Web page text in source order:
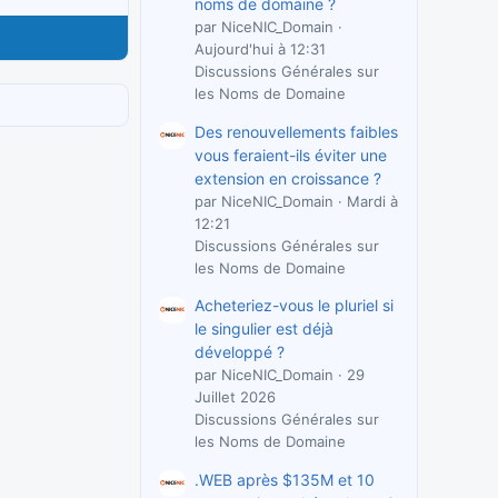
noms de domaine ?
par NiceNIC_Domain
Aujourd'hui à 12:31
Discussions Générales sur
les Noms de Domaine
Des renouvellements faibles
vous feraient-ils éviter une
extension en croissance ?
par NiceNIC_Domain
Mardi à
12:21
Discussions Générales sur
les Noms de Domaine
Acheteriez-vous le pluriel si
le singulier est déjà
développé ?
par NiceNIC_Domain
29
Juillet 2026
Discussions Générales sur
les Noms de Domaine
.WEB après $135M et 10